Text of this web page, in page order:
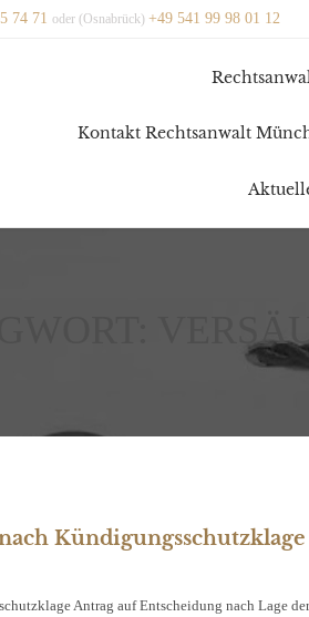
74 71 oder (Osnabrück) +49 541 99 98 01 12
Kontakt Rechtsanwalt
Antrag auf Entscheidung nach Lage